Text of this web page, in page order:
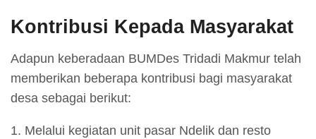
Kontribusi Kepada Masyarakat
Adapun keberadaan BUMDes Tridadi Makmur telah
memberikan beberapa kontribusi bagi masyarakat
desa sebagai berikut:
1. Melalui kegiatan unit pasar Ndelik dan resto